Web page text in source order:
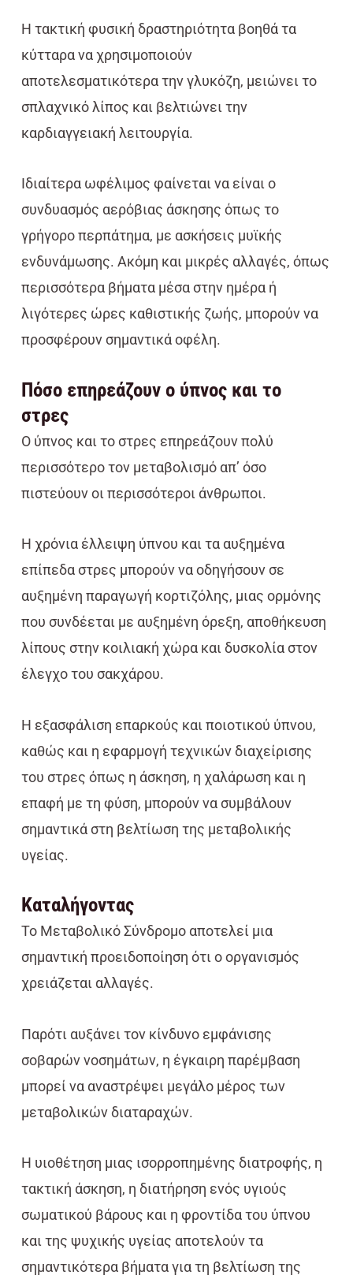
Η τακτική φυσική δραστηριότητα βοηθά τα
κύτταρα να χρησιμοποιούν
αποτελεσματικότερα την γλυκόζη, μειώνει το
σπλαχνικό λίπος και βελτιώνει την
καρδιαγγειακή λειτουργία.
Ιδιαίτερα ωφέλιμος φαίνεται να είναι ο
συνδυασμός αερόβιας άσκησης όπως το
γρήγορο περπάτημα, με ασκήσεις μυϊκής
ενδυνάμωσης. Ακόμη και μικρές αλλαγές, όπως
περισσότερα βήματα μέσα στην ημέρα ή
λιγότερες ώρες καθιστικής ζωής, μπορούν να
προσφέρουν σημαντικά οφέλη.
Πόσο επηρεάζουν ο ύπνος και το
στρες
Ο ύπνος και το στρες επηρεάζουν πολύ
περισσότερο τον μεταβολισμό απ’ όσο
πιστεύουν οι περισσότεροι άνθρωποι.
Η χρόνια έλλειψη ύπνου και τα αυξημένα
επίπεδα στρες μπορούν να οδηγήσουν σε
αυξημένη παραγωγή κορτιζόλης, μιας ορμόνης
που συνδέεται με αυξημένη όρεξη, αποθήκευση
λίπους στην κοιλιακή χώρα και δυσκολία στον
έλεγχο του σακχάρου.
Η εξασφάλιση επαρκούς και ποιοτικού ύπνου,
καθώς και η εφαρμογή τεχνικών διαχείρισης
του στρες όπως η άσκηση, η χαλάρωση και η
επαφή με τη φύση, μπορούν να συμβάλουν
σημαντικά στη βελτίωση της μεταβολικής
υγείας.
Καταλήγοντας
Το Μεταβολικό Σύνδρομο αποτελεί μια
σημαντική προειδοποίηση ότι ο οργανισμός
χρειάζεται αλλαγές.
Παρότι αυξάνει τον κίνδυνο εμφάνισης
σοβαρών νοσημάτων, η έγκαιρη παρέμβαση
μπορεί να αναστρέψει μεγάλο μέρος των
μεταβολικών διαταραχών.
Η υιοθέτηση μιας ισορροπημένης διατροφής, η
τακτική άσκηση, η διατήρηση ενός υγιούς
σωματικού βάρους και η φροντίδα του ύπνου
και της ψυχικής υγείας αποτελούν τα
σημαντικότερα βήματα για τη βελτίωση της